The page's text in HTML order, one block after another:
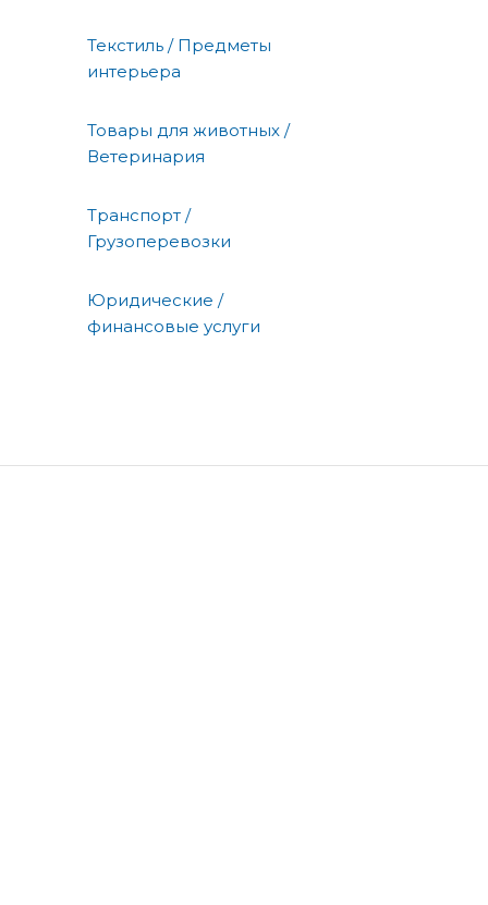
Текстиль / Предметы
интерьера
Товары для животных /
Ветеринария
Транспорт /
Грузоперевозки
Юридические /
финансовые услуги